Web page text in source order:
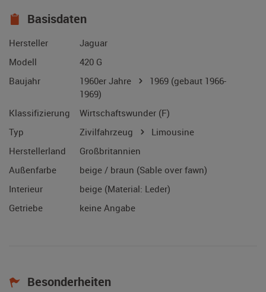
Basisdaten
Hersteller
Jaguar
Modell
420 G
Baujahr
1960er Jahre 1969 (gebaut 1966-
1969)
Klassifizierung
Wirtschaftswunder (F)
Typ
Zivilfahrzeug
Limousine
Herstellerland
Großbritannien
Außenfarbe
beige / braun (Sable over fawn)
Interieur
beige (Material: Leder)
Getriebe
keine Angabe
Besonderheiten